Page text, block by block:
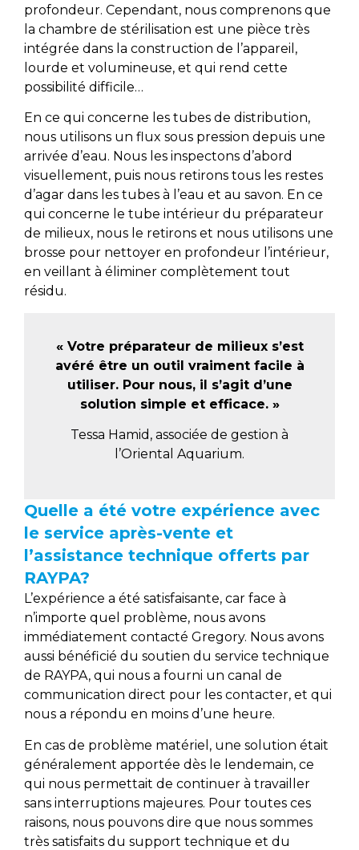
profondeur. Cependant, nous comprenons que
la chambre de stérilisation est une pièce très
intégrée dans la construction de l’appareil,
lourde et volumineuse, et qui rend cette
possibilité difficile…
En ce qui concerne les tubes de distribution,
nous utilisons un flux sous pression depuis une
arrivée d’eau. Nous les inspectons d’abord
visuellement, puis nous retirons tous les restes
d’agar dans les tubes à l’eau et au savon. En ce
qui concerne le tube intérieur du préparateur
de milieux, nous le retirons et nous utilisons une
brosse pour nettoyer en profondeur l’intérieur,
en veillant à éliminer complètement tout
résidu.
« Votre préparateur de milieux s’est
avéré être un outil vraiment facile à
utiliser. Pour nous, il s’agit d’une
solution simple et efficace. »
Tessa Hamid, associée de gestion à
l’Oriental Aquarium.
Quelle a été votre expérience avec
le service après-vente et
l’assistance technique offerts par
RAYPA?
L’expérience a été satisfaisante, car face à
n’importe quel problème, nous avons
immédiatement contacté Gregory. Nous avons
aussi bénéficié du soutien du service technique
de RAYPA, qui nous a fourni un canal de
communication direct pour les contacter, et qui
nous a répondu en moins d’une heure.
En cas de problème matériel, une solution était
généralement apportée dès le lendemain, ce
qui nous permettait de continuer à travailler
sans interruptions majeures. Pour toutes ces
raisons, nous pouvons dire que nous sommes
très satisfaits du support technique et du